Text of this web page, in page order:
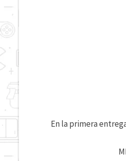
En la primera